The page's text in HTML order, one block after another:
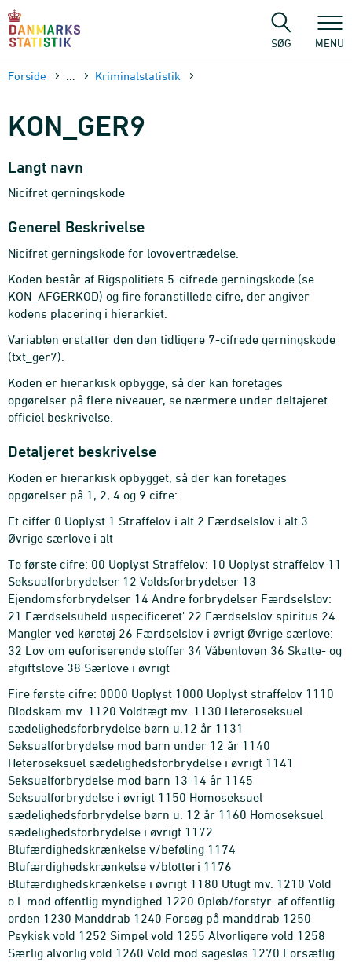
sidens
SØG MENU
Forside Kriminalstatistik
KON_GER9
Langt navn
Nicifret gerningskode
Generel Beskrivelse
Nicifret gerningskode for lovovertrædelse.
Koden består af Rigspolitiets 5-cifrede gerningskode (se
KON_AFGERKOD) og fire foranstillede cifre, der angiver
kodens placering i hierarkiet.
Variablen erstatter den den tidligere 7-cifrede gerningskode
(txt_ger7).
Koden er hierarkisk opbygge, så der kan foretages
opgørelser på flere niveauer, se nærmere under deltajeret
officiel beskrivelse.
Detaljeret beskrivelse
Koden er hierarkisk opbygget, så der kan foretages
opgørelser på 1, 2, 4 og 9 cifre:
Et ciffer 0 Uoplyst 1 Straffelov i alt 2 Færdselslov i alt 3
Øvrige særlove i alt
To første cifre: 00 Uoplyst Straffelov: 10 Uoplyst straffelov 11
Seksualforbrydelser 12 Voldsforbrydelser 13
Ejendomsforbrydelser 14 Andre forbrydelser Færdselslov:
21 Færdselsuheld uspecificeret' 22 Færdselslov spiritus 24
Mangler ved køretøj 26 Færdselslov i øvrigt Øvrige særlove:
32 Lov om euforiserende stoffer 34 Våbenloven 36 Skatte- og
afgiftslove 38 Særlove i øvrigt
Fire første cifre: 0000 Uoplyst 1000 Uoplyst straffelov 1110
Blodskam mv. 1120 Voldtægt mv. 1130 Heteroseksuel
sædelighedsforbrydelse børn u.12 år 1131
Seksualforbrydelse mod barn under 12 år 1140
Heteroseksuel sædelighedsforbrydelse i øvrigt 1141
Seksualforbrydelse mod barn 13-14 år 1145
Seksualforbrydelse i øvrigt 1150 Homoseksuel
sædelighedsforbrydelse børn u. 12 år 1160 Homoseksuel
sædelighedsforbrydelse i øvrigt 1172
Blufærdighedskrænkelse v/beføling 1174
Blufærdighedskrænkelse v/blotteri 1176
Blufærdighedskrænkelse i øvrigt 1180 Utugt mv. 1210 Vold
o.l. mod offentlig myndighed 1220 Opløb/forstyr. af offentlig
orden 1230 Manddrab 1240 Forsøg på manddrab 1250
Psykisk vold 1252 Simpel vold 1255 Alvorligere vold 1258
Særlig alvorlig vold 1260 Vold mod sagesløs 1270 Forsætlig